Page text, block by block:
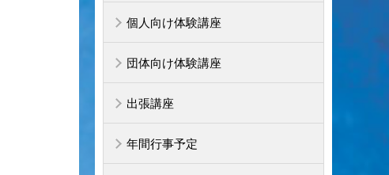
個人向け体験講座
団体向け体験講座
出張講座
年間行事予定